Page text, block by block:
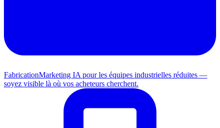
FabricationMarketing IA pour les équipes industrielles réduites —
soyez visible là où vos acheteurs cherchent.